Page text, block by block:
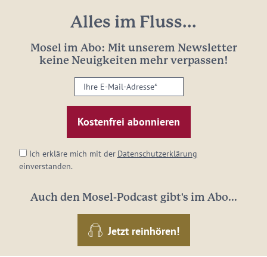
Alles im Fluss...
Mosel im Abo: Mit unserem Newsletter
keine Neuigkeiten mehr verpassen!
Ihre
E-
Mail-
Adresse:
Ich erkläre mich mit der Datenschutzerklärung
einverstanden.
Auch den Mosel-Podcast gibt's im Abo...
Jetzt reinhören!